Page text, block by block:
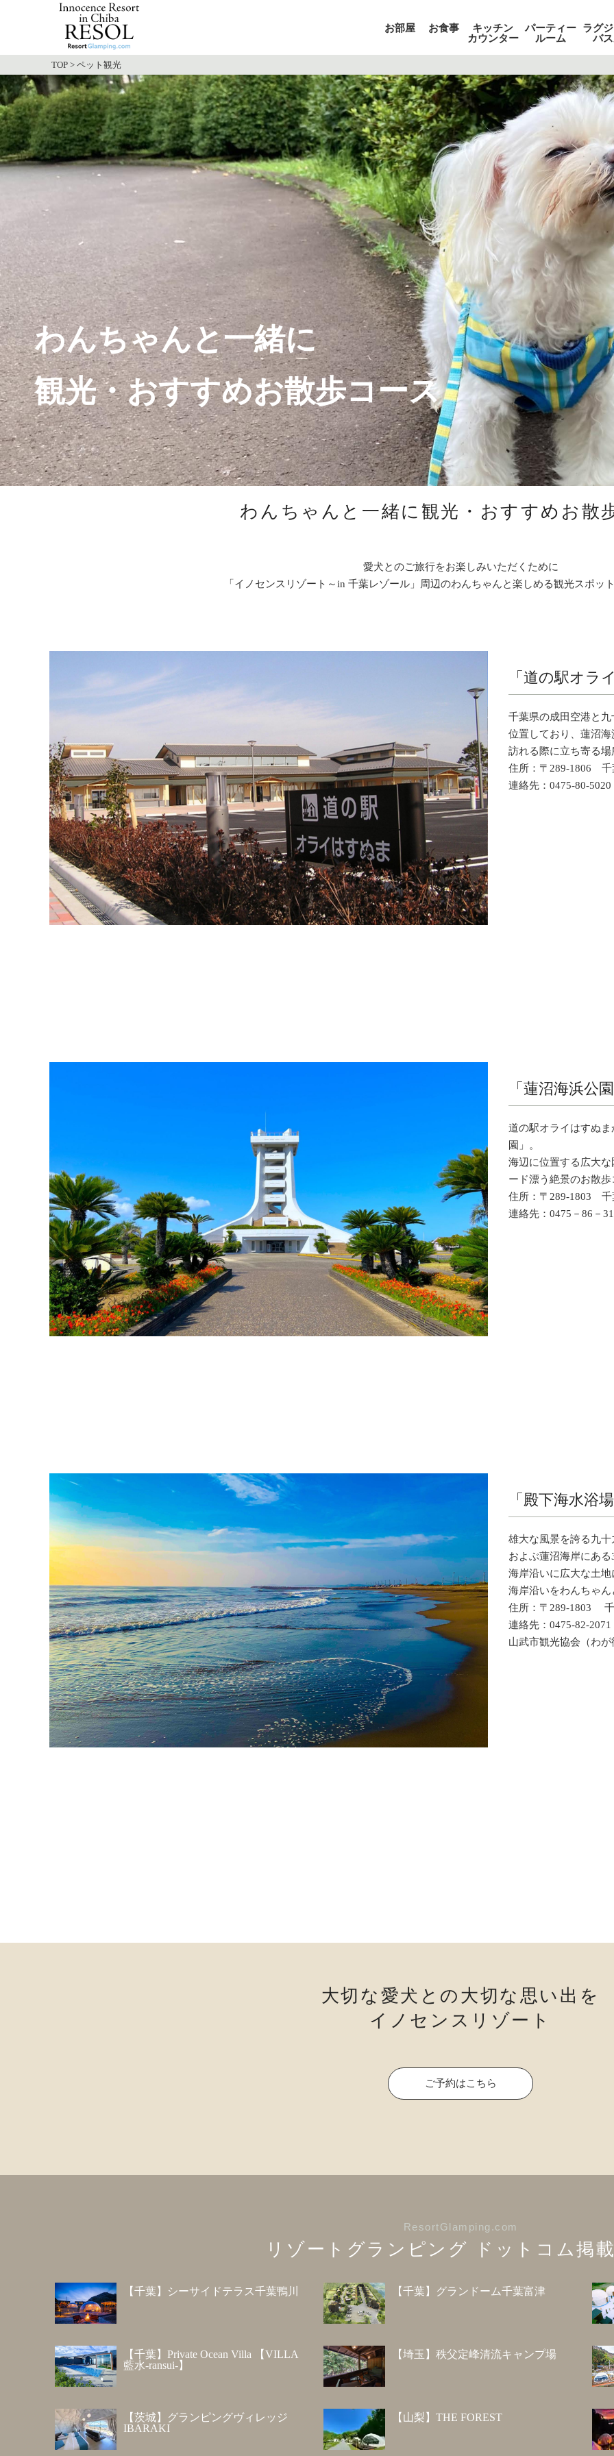
お部屋 お食事
キッチン
カウンター
パーティー
ルーム
ラグ
バ
TOP> ペット観光
わんちゃんと一緒に
観光・おすすめお散歩コース
わんちゃんと一緒に観光・おすすめお散
愛犬とのご旅行をお楽しみいただくために
「イノセンスリゾート～in 千葉レゾール」周辺のわんちゃんと楽しめる観光スポッ
「道の駅オラ
千葉県の成田空港と
位置しており、蓮沼
訪れる際に立ち寄る
住所：〒289-1806 千
連絡先：0475-80-5020
「蓮沼海浜公
道の駅オライはすぬ
園」。
海辺に位置する広大
ード漂う絶景のお散
住所：〒289-1803 千
連絡先：0475－86－
「殿下海水浴
雄大な風景を誇る九
およぶ蓮沼海岸にあ
海岸沿いに広大な土
海岸沿いをわんちゃ
住所：〒289-1803
連絡先：0475-82-2071
山武市観光協会（わ
大切な愛犬との大切な思い出を
イノセンスリゾート
ご予約はこちら
ResortGlamping.com
リゾートグランピング ドットコム掲
【千葉】シーサイドテラス千葉鴨川 【千葉】グランドーム千葉富津
【千葉】Private Ocean Villa 【VILLA
藍水-ransui-】
【埼玉】秩父定峰清流キャンプ場
【茨城】グランピングヴィレッジ
IBARAKI
【山梨】THE FOREST